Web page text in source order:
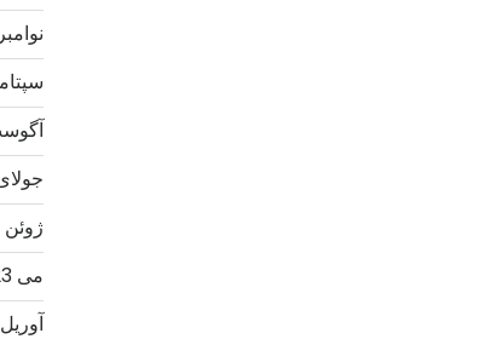
نوامبر 2023
سپتامبر
آگوست
جولای
ژوئن 2023
می 2023
آوریل 2023